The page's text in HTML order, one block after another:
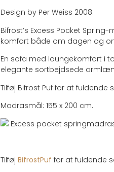
Design by Per Weiss 2008.
Bifrost’s Excess Pocket
komfort både om dagen og
En sofa med loungekomfort i
elegante sortbejdsede
Tilføj Bifrost Puf for at
Madrasmål: 155 x 200 cm.
Excess pocket
Tilføj BifrostPuf for at fuldende